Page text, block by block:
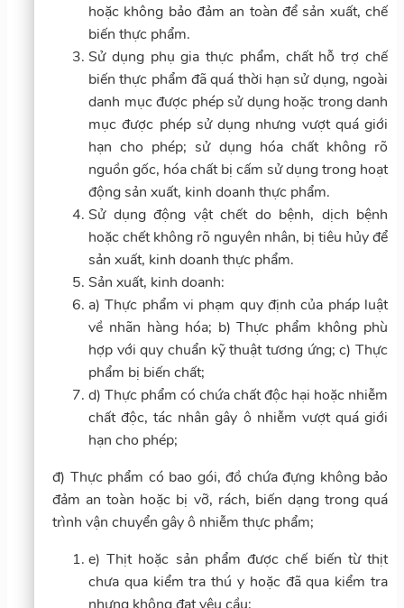
hoặc không bảo đảm an toàn để sản xuất, chế
biến thực phẩm.
Sử dụng phụ gia thực phẩm, chất hỗ trợ chế
biến thực phẩm đã quá thời hạn sử dụng, ngoài
danh mục được phép sử dụng hoặc trong danh
mục được phép sử dụng nhưng vượt quá giới
hạn cho phép; sử dụng hóa chất không rõ
nguồn gốc, hóa chất bị cấm sử dụng trong hoạt
động sản xuất, kinh doanh thực phẩm.
Sử dụng động vật chết do bệnh, dịch bệnh
hoặc chết không rõ nguyên nhân, bị tiêu hủy để
sản xuất, kinh doanh thực phẩm.
Sản xuất, kinh doanh:
a) Thực phẩm vi phạm quy định của pháp luật
về nhãn hàng hóa; b) Thực phẩm không phù
hợp với quy chuẩn kỹ thuật tương ứng; c) Thực
phẩm bị biến chất;
d) Thực phẩm có chứa chất độc hại hoặc nhiễm
chất độc, tác nhân gây ô nhiễm vượt quá giới
hạn cho phép;
đ) Thực phẩm có bao gói, đồ chứa đựng không bảo
đảm an toàn hoặc bị vỡ, rách, biến dạng trong quá
trình vận chuyển gây ô nhiễm thực phẩm;
e) Thịt hoặc sản phẩm được chế biến từ thịt
chưa qua kiểm tra thú y hoặc đã qua kiểm tra